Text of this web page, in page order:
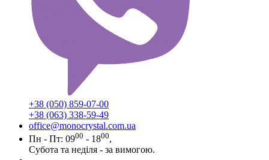
+38 (050) 859-07-00
+38 (063) 338-59-49
office@monocrystal.com.ua
Пн - Пт: 0900 - 1800,
Субота та неділя - за вимогою.